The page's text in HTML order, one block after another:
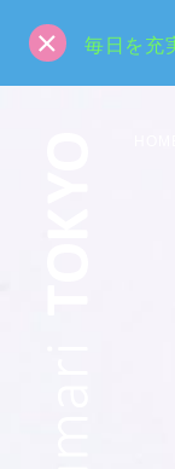
毎日を充